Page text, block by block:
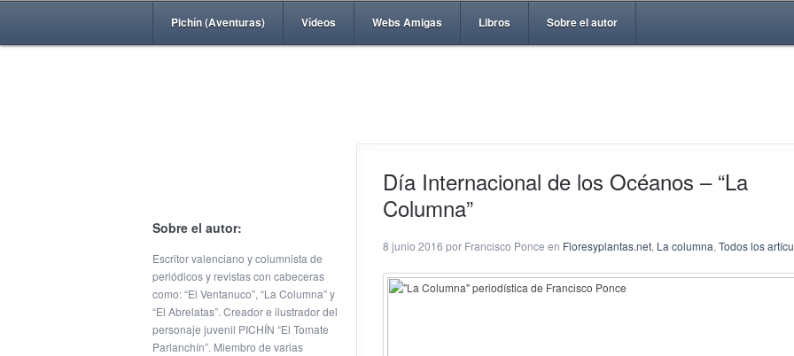
Pichín (Aventuras) Vídeos Webs Amigas Libros Sobre el autor
Sobre el autor:
Escritor valenciano y columnista de
periódicos y revistas con cabeceras
como: “El Ventanuco”, “La Columna” y
“El Abrelatas”. Creador e ilustrador del
personaje juvenil PICHÍN “El Tomate
Parlanchín”. Miembro de varias
Día Internacional de los Océanos – “La
Columna”
8 junio 2016 por Francisco Ponce en Floresyplantas.net, La columna, Todos los